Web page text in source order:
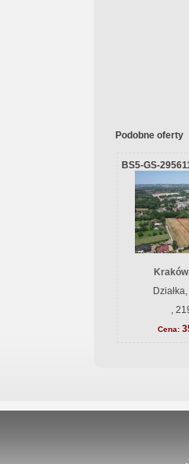
Podobne oferty
BS5-GS-
,
Cena: